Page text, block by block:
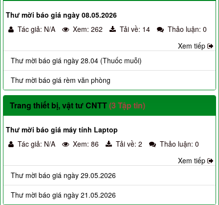
Thư mời báo giá ngày 08.05.2026
Tác giả: N/A
Xem: 262 Tải về: 14
Thảo luận: 0
Xem tiếp
Thư mời báo giá ngày 28.04 (Thuốc muỗi)
Thư mời báo giá rèm văn phòng
Trang thiết bị, vật tư CNTT(3 Tập tin)
Thư mời báo giá máy tính Laptop
Tác giả: N/A
Xem: 86 Tải về: 2
Thảo luận: 0
Xem tiếp
Thư mời báo giá ngày 29.05.2026
Thư mời báo giá ngày 21.05.2026